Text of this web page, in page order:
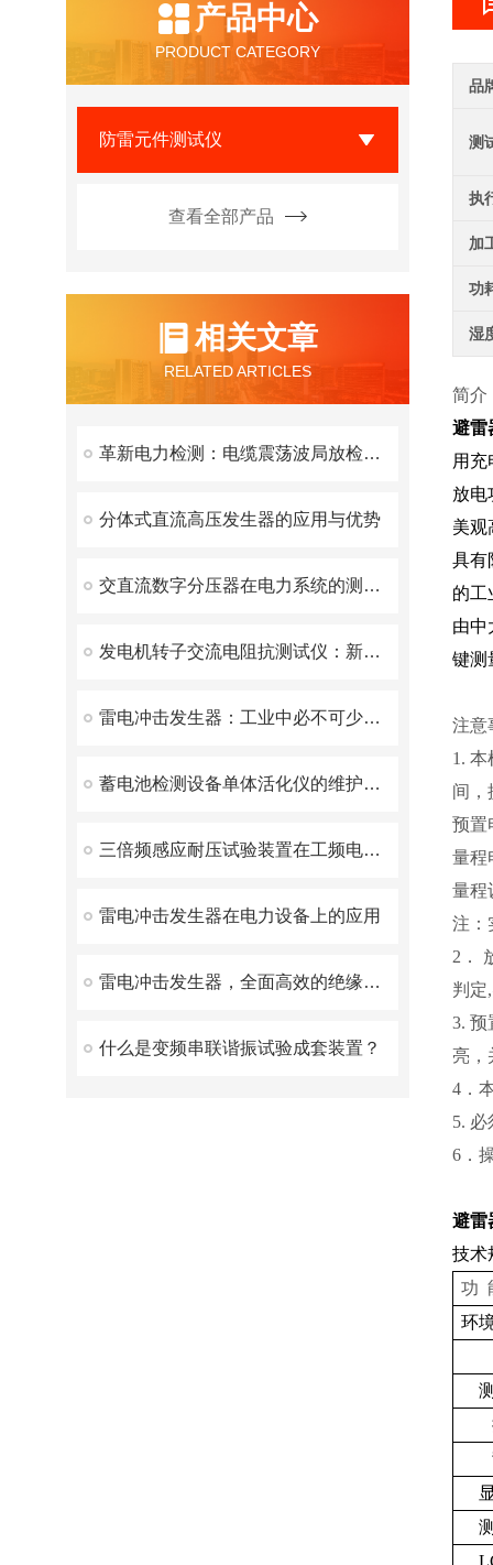
产品中心
PRODUCT CATEGORY
防雷元件测试仪
查看全部产品
相关文章
RELATED ARTICLES
革新电力检测：电缆震荡波局放检测装置的性能与创新特点
分体式直流高压发生器的应用与优势
交直流数字分压器在电力系统的测量和调试中发挥了重要作用
发电机转子交流电阻抗测试仪：新一代智能化测量仪器
雷电冲击发生器：工业中必不可少的电磁兼容测试设备
蓄电池检测设备单体活化仪的维护如何进行
三倍频感应耐压试验装置在工频电网中的应用
雷电冲击发生器在电力设备上的应用
雷电冲击发生器，全面高效的绝缘性能检测解决方案
什么是变频串联谐振试验成套装置？
品
测
执
加
功
湿
简介
避雷
用
放电
美观
具有
的工
由中
键测
注意
1.
间，
预置
量程
量程
注：
2．
判定
3. 预
亮，
4．
5.
6．
避雷
技术
功
环